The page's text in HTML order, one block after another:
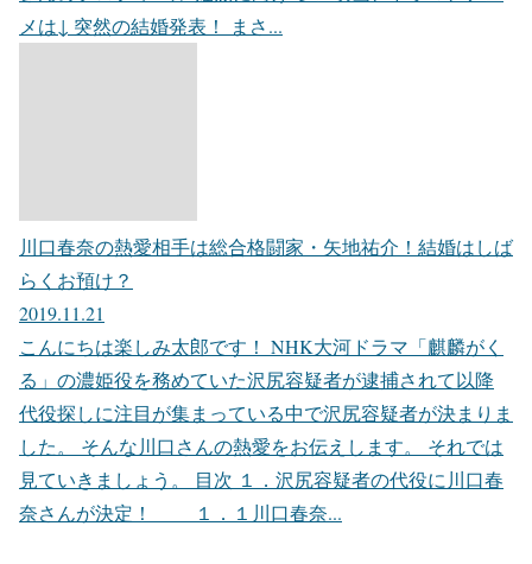
メは↓ 突然の結婚発表！ まさ...
川口春奈の熱愛相手は総合格闘家・矢地祐介！結婚はしば
らくお預け？
2019.11.21
こんにちは楽しみ太郎です！ NHK大河ドラマ「麒麟がく
る」の濃姫役を務めていた沢尻容疑者が逮捕されて以降
代役探しに注目が集まっている中で沢尻容疑者が決まりま
した。 そんな川口さんの熱愛をお伝えします。 それでは
見ていきましょう。 目次 １．沢尻容疑者の代役に川口春
奈さんが決定！ １．１川口春奈...